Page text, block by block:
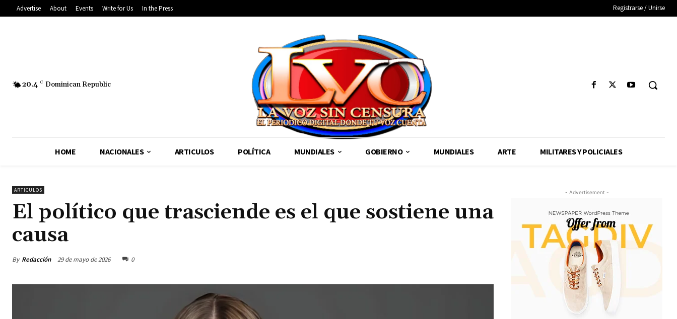
Advertise About Events Write for Us In the Press Registrarse / Unirse
20.4 C Dominican Republic
HOME NACIONALES ARTICULOS POLÍTICA MUNDIALES GOBIERNO MUNDIALES ARTE MILITARES Y POLICIALES
ARTICULOS
El político que trasciende es el que sostiene una
causa
By Redacción 29 de mayo de 2026 0
- Advertisement -